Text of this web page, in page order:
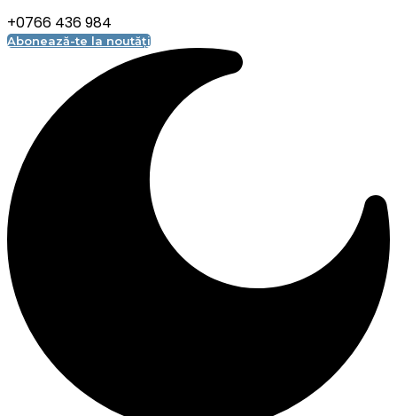
+0766 436 984
Abonează-te la noutăți